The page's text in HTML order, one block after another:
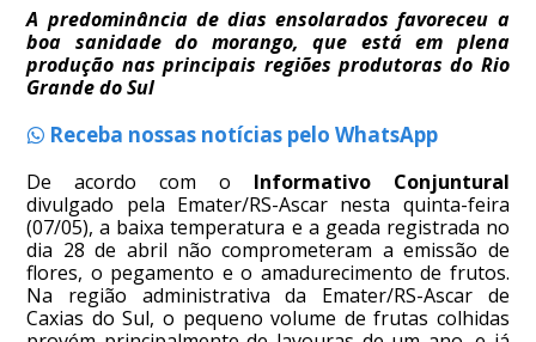
A predominância de dias ensolarados favoreceu a
boa sanidade do morango, que está em plena
produção nas principais regiões produtoras do Rio
Grande do Sul
Receba nossas notícias pelo WhatsApp
De acordo com o Informativo Conjuntural
divulgado pela Emater/RS-Ascar nesta quinta-feira
(07/05), a baixa temperatura e a geada registrada no
dia 28 de abril não comprometeram a emissão de
flores, o pegamento e o amadurecimento de frutos.
Na região administrativa da Emater/RS-Ascar de
Caxias do Sul, o pequeno volume de frutas colhidas